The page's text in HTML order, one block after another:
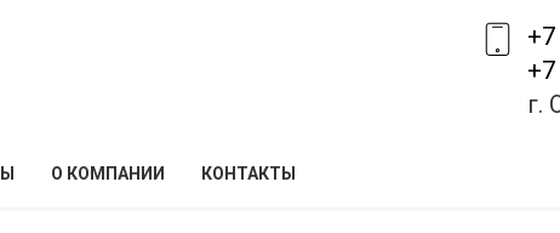
г.
О КОМПАНИИ КОНТАКТЫ